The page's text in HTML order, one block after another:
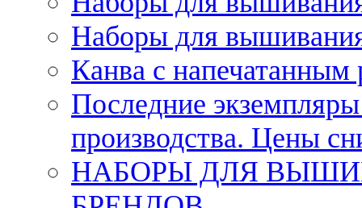
Наборы для
Канва с напечатанным
Последние
производства. Цены
НАБОРЫ ДЛЯ